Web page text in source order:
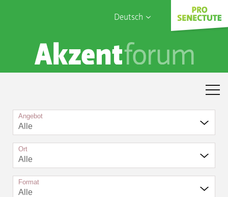
Deutsch
English
Français
Sophia Care
Angebot
Alle
Ort
Alle
Format
Alle